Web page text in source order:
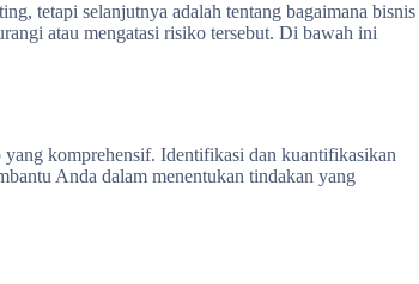
tetapi selanjutnya adalah tentang bagaimana bisnis
atau mengatasi risiko tersebut. Di bawah ini
komprehensif. Identifikasi dan kuantifikasikan
Anda dalam menentukan tindakan yang